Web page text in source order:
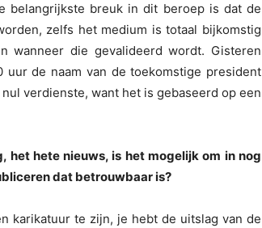
belangrijkste breuk in dit beroep is dat de
zelfs het medium is totaal bijkomstig
wanneer die gevalideerd wordt. Gisteren
de naam van de toekomstige president
verdienste, want het is gebaseerd op een
het hete nieuws, is het mogelijk om in nog
dat betrouwbaar is?
karikatuur te zijn, je hebt de uitslag van de